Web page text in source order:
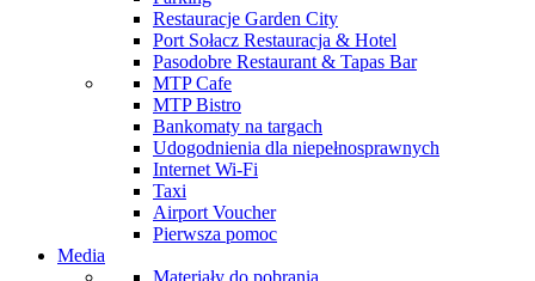
Restauracje Garden City
Port Sołacz Restauracja & Hotel
Pasodobre Restaurant & Tapas Bar
MTP Cafe
MTP Bistro
Bankomaty na targach
Udogodnienia dla niepełnosprawnych
Internet Wi-Fi
Taxi
Airport Voucher
Pierwsza pomoc
Media
Materiały do pobrania